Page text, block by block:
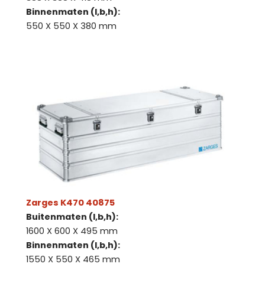
Binnenmaten (l,b,h):
550 X 550 X 380 mm
Zarges K470 40875
Buitenmaten (l,b,h):
1600 X 600 X 495 mm
Binnenmaten (l,b,h):
1550 X 550 X 465 mm